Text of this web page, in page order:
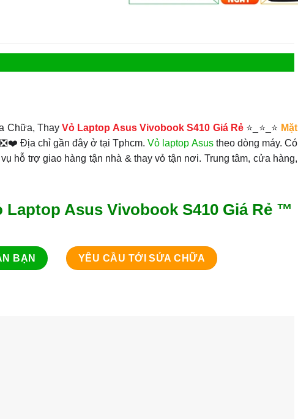
Chữa, ThayVỏ Laptop Asus Vivobook S410 Giá Rẻ⭐_⭐_⭐ Mặt
Địa chỉ gần đây ở tại Tphcm.Vỏ laptop Asustheo dòng máy. Có
hỗ trợ giao hàng tận nhà & thay vỏ tận nơi. Trung tâm, cửa hàng,
Laptop Asus Vivobook S410 Giá Rẻ ™
BẠN YÊU CẦU TỚI SỬA CHỮA